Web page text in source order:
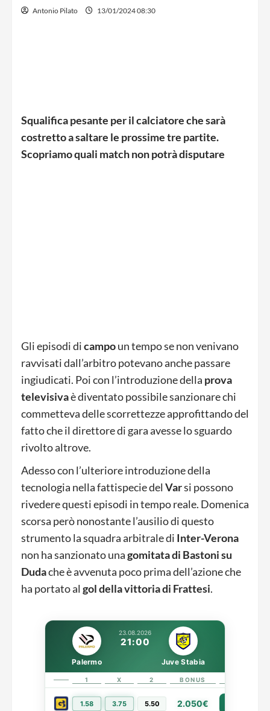
Antonio Pilato 13/01/2024 08:30
Squalifica pesante per il calciatore che sarà
costretto a saltare le prossime tre partite.
Scopriamo quali match non potrà disputare
Gli episodi dicampoun tempo se non venivano
ravvisati dall’arbitro potevano anche passare
ingiudicati. Poi con l’introduzione della prova
televisivaè diventato possibile sanzionare chi
commetteva delle scorrettezze approfittando del
fatto che il direttore di gara avesse lo sguardo
rivolto altrove.
Adesso con l’ulteriore introduzione della
tecnologia nella fattispecie del Varsi possono
rivedere questi episodi in tempo reale. Domenica
scorsa però nonostante l’ausilio di questo
strumento la squadra arbitrale di Inter-Verona
non ha sanzionato unagomitata di Bastoni su
Dudache è avvenuta poco prima dell’azione che
ha portato al gol della vittoria di Frattesi.
23.08.2026
21:00
Palermo Juve Stabia
1 X 2 BONUS
1.58 3.75 5.50 2.050€